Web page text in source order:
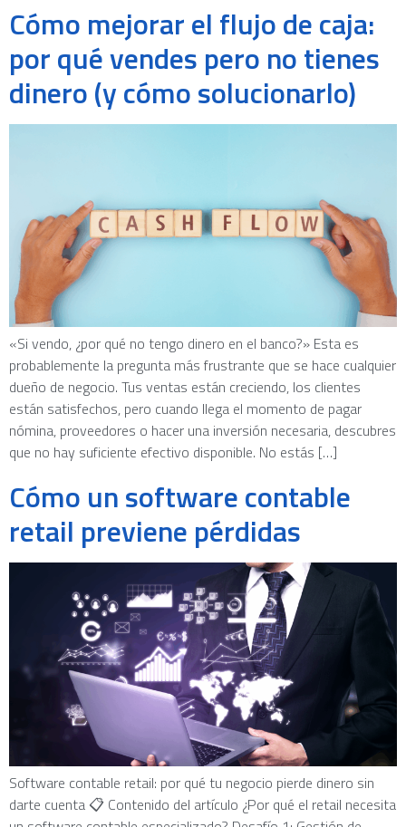
Cómo mejorar el flujo de caja:
por qué vendes pero no tienes
dinero (y cómo solucionarlo)
«Si vendo, ¿por qué no tengo dinero en el banco?» Esta es
probablemente la pregunta más frustrante que se hace cualquier
dueño de negocio. Tus ventas están creciendo, los clientes
están satisfechos, pero cuando llega el momento de pagar
nómina, proveedores o hacer una inversión necesaria, descubres
que no hay suficiente efectivo disponible. No estás […]
Cómo un software contable
retail previene pérdidas
Software contable retail: por qué tu negocio pierde dinero sin
darte cuenta 📋 Contenido del artículo ¿Por qué el retail necesita